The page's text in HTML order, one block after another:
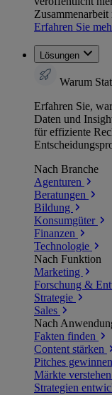
Erfahren Sie
Lösungen
Warum
Erfahren Sie,
Daten und
für effiziente
Nach Branche
Agenturen
Beratungen
Bildung
Konsumgüter
Finanzen
Technologie
Nach Funktion
Marketing
Forschung &
Strategie
Sales
Nach
Fakten finden
Content stärken
Pitches gewinnen
Märkte verstehen
Strategien